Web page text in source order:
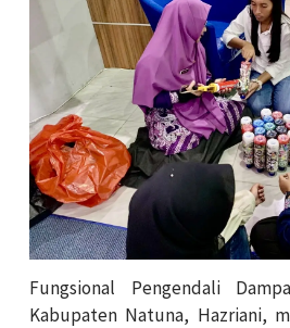
Fungsional Pengendali
Kabupaten Natuna, Hazriani,